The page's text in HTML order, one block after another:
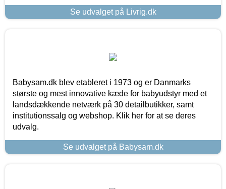
Se udvalget på Livrig.dk
Babysam.dk blev etableret i 1973 og er Danmarks
største og mest innovative kæde for babyudstyr med et
landsdækkende netværk på 30 detailbutikker, samt
institutionssalg og webshop. Klik her for at se deres
udvalg.
Se udvalget på Babysam.dk